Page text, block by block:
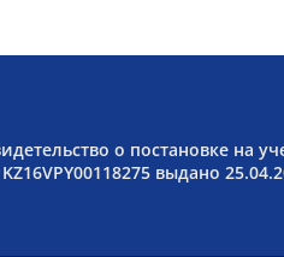
о постановке на
выдано